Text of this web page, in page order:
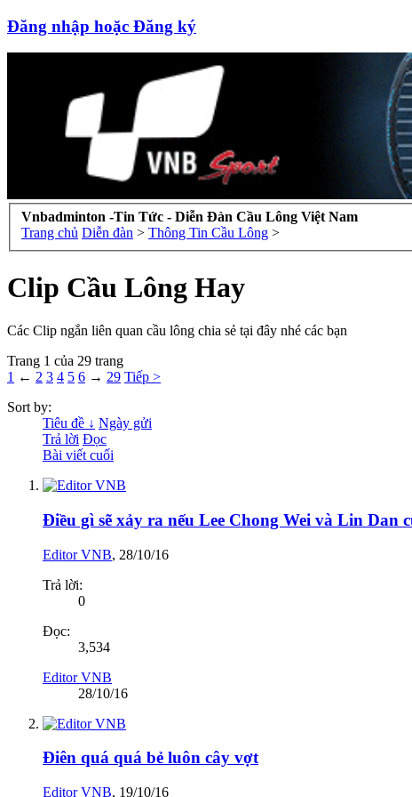
Đăng nhập hoặc Đăng ký
Vnbadminton -Tin Tức - Diễn Đàn Cầu Lông Việt Nam
Trang chủ Diễn đàn > Thông Tin Cầu Lông >
Clip Cầu Lông Hay
Các Clip ngắn liên quan cầu lông chia sẻ tại đây nhé các bạn
Trang 1 của 29 trang
1 ← 2 3 4 5 6 → 29 Tiếp >
Sort by:
Tiêu đề ↓ Ngày gửi
Trả lời Đọc
Bài viết cuối
Điều gì sẽ xảy ra nếu Lee Chong Wei và Lin Dan
Editor VNB, 28/10/16
Trả lời:
0
Đọc:
3,534
Editor VNB
28/10/16
Điên quá quá bẻ luôn cây vợt
Editor VNB, 19/10/16